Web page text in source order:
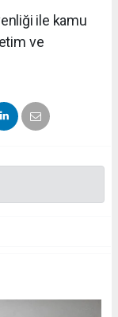
ile kamu
ve